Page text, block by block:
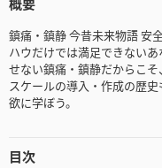
鎮痛・鎮静 今昔未来物語 安
ハウだけでは満足できない
せない鎮痛・鎮静だからこそ
スケールの導入・作成の歴
欲に学ぼう。
目次